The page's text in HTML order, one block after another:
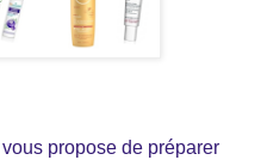
propose de préparer